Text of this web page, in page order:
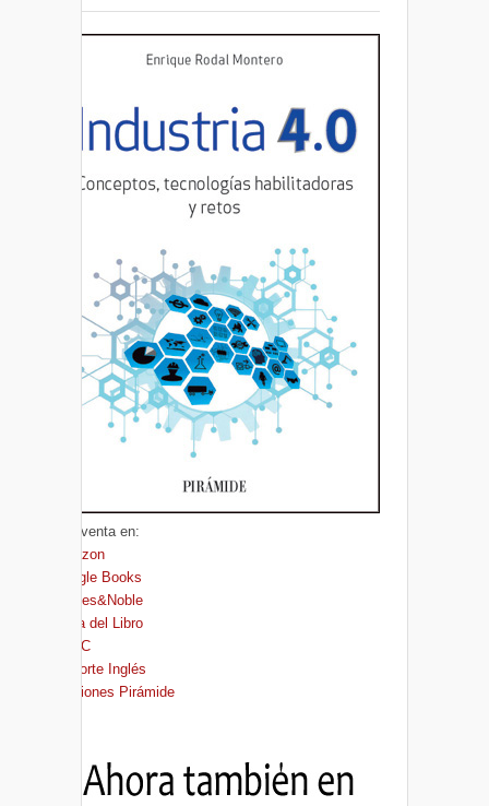
A la venta en:
Amazon
Google Books
Barnes&Noble
Casa del Libro
FNAC
El Corte Inglés
Ediciones Pirámide